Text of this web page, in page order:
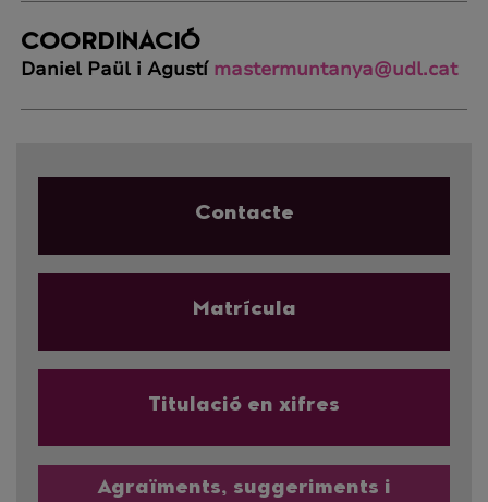
COORDINACIÓ
Daniel Paül i Agustí mastermuntanya@udl.cat
Contacte
Matrícula
Titulació en xifres
Agraïments, suggeriments i